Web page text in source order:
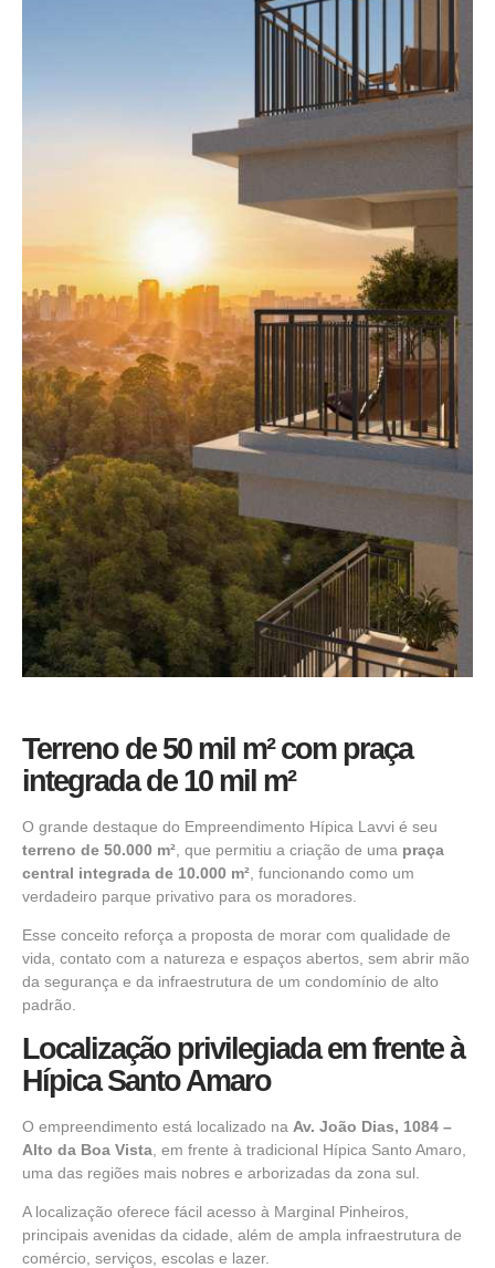
Terreno de 50 mil m² com praça
integrada de 10 mil m²
O grande destaque do Empreendimento Hípica Lavvi é seu
terreno de 50.000 m² , que permitiu a criação de uma praça
central integrada de 10.000 m² , funcionando como um
verdadeiro parque privativo para os moradores.
Esse conceito reforça a proposta de morar com qualidade de
vida, contato com a natureza e espaços abertos, sem abrir mão
da segurança e da infraestrutura de um condomínio de alto
padrão.
Localização privilegiada em frente à
Hípica Santo Amaro
O empreendimento está localizado na Av. João Dias, 1084 –
Alto da Boa Vista , em frente à tradicional Hípica Santo Amaro,
uma das regiões mais nobres e arborizadas da zona sul.
A localização oferece fácil acesso à Marginal Pinheiros,
principais avenidas da cidade, além de ampla infraestrutura de
comércio, serviços, escolas e lazer.